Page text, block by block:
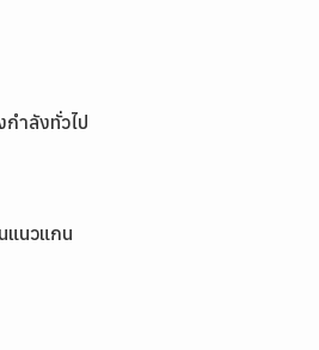
ำลังทั่วไป
แนวแกน